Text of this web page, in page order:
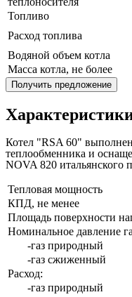
Топливо
Расход топлива
Водяной объем котла
Масса котла, не более
Получить предложение
Котел "RSA 60"
теплообменника и
NOVA 820 итальянского
Тепловая мощность
КПД, не менее
Площадь поверхности
Номинальное давление
-газ природный
-газ сжиженный
Расход:
-газ природный